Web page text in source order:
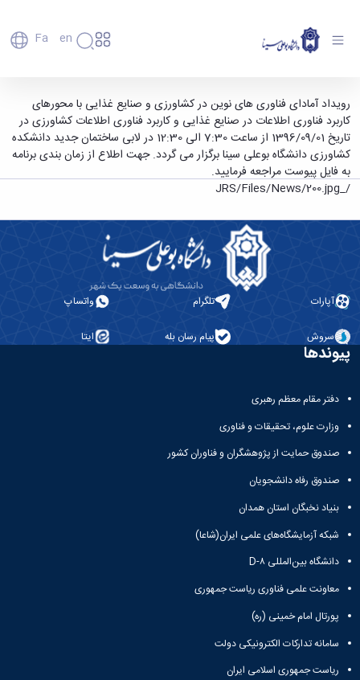
Fa En
دانشگاه
تاریخچه
و
معرفی
برنامه
راهبردی
دانشگاه
نقشه
توسعه
و
پشتیبانی
و
تکمیلی
معاونت
معاونت
پژوهش
و
فناوری
فرهنگی
و
نهاد
نمایندگی
مقام
معظم
اعضای
هیأت
علمی
کارکنان
دانشجویان
فارغ
التحصیلان
پردیس
و
نفت
علوم
و
معماری
دامپزشکی
علوم
پایه
علوم
اقتصادی
اجتماعی
دانشکده
اقماری
ارتباط
(قدم
الآن)
Apply
Now
برگزاری رویداد آمادای فناوری های نوین در
کشاورزی و صنایع غذایی - دانشگاه بوعلی سینا
همدان
رویداد آمادای فناوری های نوین در کشاورزی و صنایع غذایی با محورهای
کاربرد فناوری اطلاعات در صنایع غذایی و کاربرد فناوری اطلاعات کشاورزی در
تاریخ 1396/09/01 از ساعت 7:30 الی 12:30 در لابی ساختمان جدید دانشکده
کشاورزی دانشگاه بوعلی سینا برگزار می گردد. جهت اطلاع از زمان بندی برنامه
به فایل پیوست مراجعه فرمایید.
/_JRS/Files/News/200.jpg
آپارات تلگرام واتساپ
سروش پیام رسان بله ایتا
پیوندها
دفتر مقام معظم رهبری
وزارت علوم، تحقیقات و فناوری
صندوق حمایت از پژوهشگران و فناوران کشور
صندوق رفاه دانشجویان
بنیاد نخبگان استان همدان
شبکه آزمایشگاه‌های علمی ایران(شاعا)
دانشگاه بین‌المللی D-۸
معاونت علمی فناوری ریاست جمهوری
پورتال امام خمینی (ره)
سامانه تدارکات الکترونیکی دولت
ریاست جمهوری اسلامی ایران